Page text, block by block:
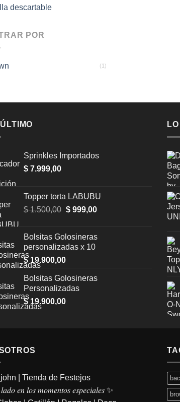
descartable
POR
(1)
Sprinkles Importados
$ 7.999,00
Topper torta LABUBU
$1.500,00 Original
$ 1.500,00.
$999,00Current
$ 999,00.
Bolsitas Golosineras
personalizadas x 10
$19.900,00
Bolsitas Golosineras
Personalizadas
$19.900,00
| Tienda de Festejos
𝑒𝑛 𝑙𝑜𝑠 𝑚𝑜𝑚𝑒𝑛𝑡𝑜𝑠 𝑒𝑠𝑝𝑒𝑐𝑖𝑎𝑙𝑒𝑠 ✨